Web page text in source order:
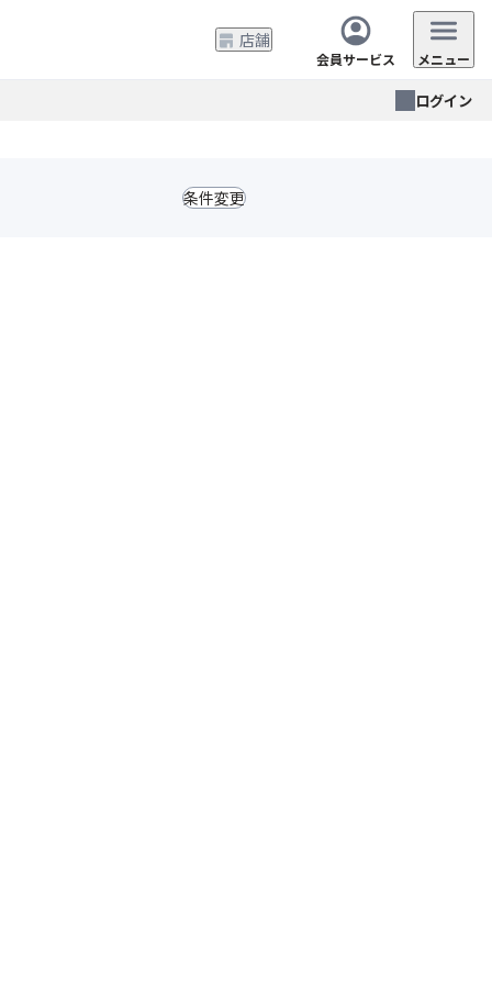
店舗
会員サービス メニュー
ログイン
条件変更